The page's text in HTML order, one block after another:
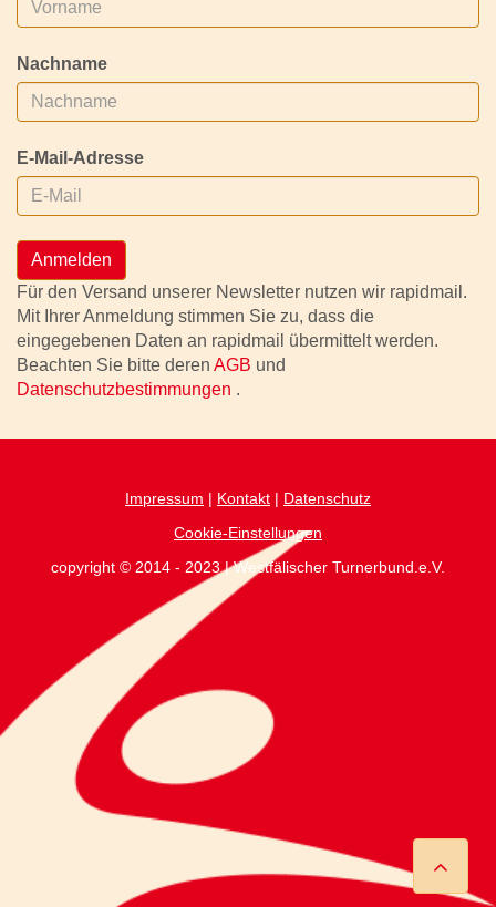
Nachname
E-Mail-Adresse
Anmelden
Für den Versand unserer Newsletter nutzen wir rapidmail.
Mit Ihrer Anmeldung stimmen Sie zu, dass die
eingegebenen Daten an rapidmail übermittelt werden.
Beachten Sie bitte deren AGB und
Datenschutzbestimmungen .
Impressum | Kontakt | Datenschutz
Cookie-Einstellungen
copyright © 2014 - 2023 | Westfälischer Turnerbund.e.V.